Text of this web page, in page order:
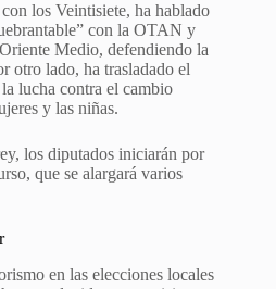
los Veintisiete, ha hablado
con la OTAN y
Medio, defendiendo la
otro lado, ha trasladado el
lucha contra el cambio
y las niñas.
los diputados iniciarán por
que se alargará varios
en las elecciones locales